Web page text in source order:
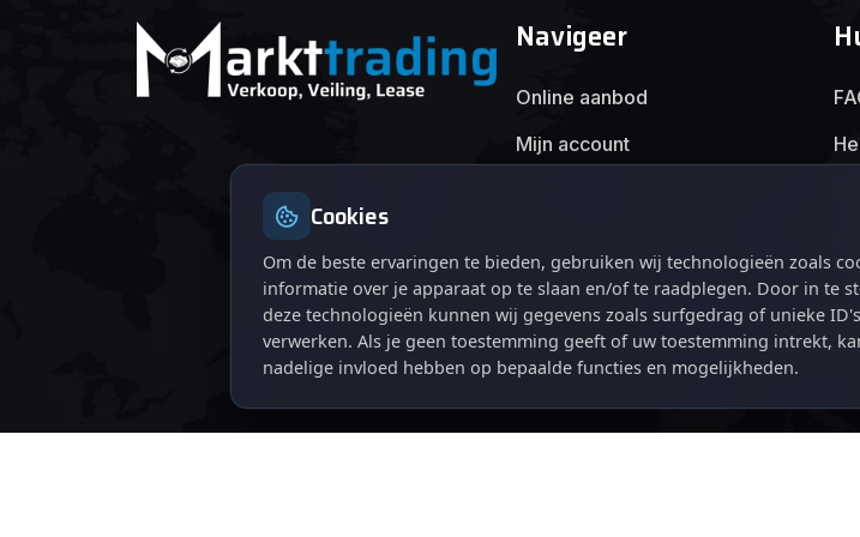
Navigeer
Online aanbod
Mijn account
Cookies
Om de beste ervaringen te bieden, gebruiken wij technologieën zoals
informatie over je apparaat op te slaan en/of te raadplegen. Door in te
deze technologieën kunnen wij gegevens zoals surfgedrag of unieke
verwerken. Als je geen toestemming geeft of uw toestemming intrekt,
nadelige invloed hebben op bepaalde functies en mogelijkheden.